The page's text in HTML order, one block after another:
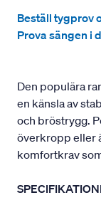
Beställ tygprov
Prova sängen i
Den populära
en känsla av
och bröstrygg.
överkropp eller
komfortkrav